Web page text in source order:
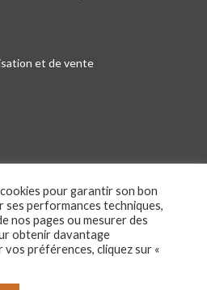
et de vente
pour garantir son bon
performances techniques,
nos pages ou mesurer des
obtenir davantage
préférences, cliquez sur «